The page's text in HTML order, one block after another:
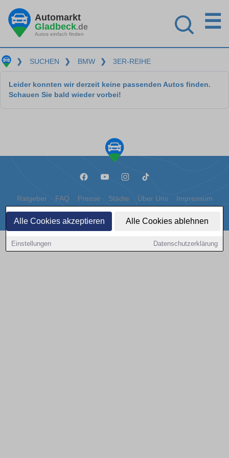
Alle Cookies akzeptieren Alle Cookies ablehnen
Einstellungen Datenschutzerklärung
Automarkt
Gladbeck.de
Autos einfach finden
☰
❯ SUCHEN ❯ BMW ❯ 3ER-REIHE
Leider konnten wir derzeit keine passenden Autos finden.
Schauen Sie bald wieder vorbei!
Ratgeber FAQ Presse Städte Über Uns Impressum
Datenschutz Cookies
Copyright © 2000 - 2026 | 1A Infosysteme GmbH | Content by: 1a-sites-autos